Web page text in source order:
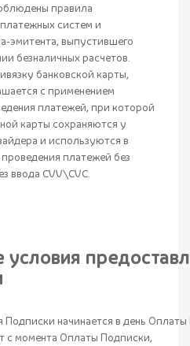
правила
систем и
эмитента, выпустившего
безналичных расчетов.
банковской карты,
с применением
платежей, при которой
карты сохраняются у
и используются в
платежей без
ввода CVV\CVC.
условия
Подписки начинается в день
с момента Оплаты Подписки,